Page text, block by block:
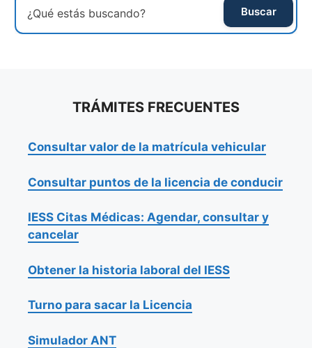
Buscar
TRÁMITES FRECUENTES
Consultar valor de la matrícula vehicular
Consultar puntos de la licencia de conducir
IESS Citas Médicas: Agendar, consultar y
cancelar
Obtener la historia laboral del IESS
Turno para sacar la Licencia
Simulador ANT